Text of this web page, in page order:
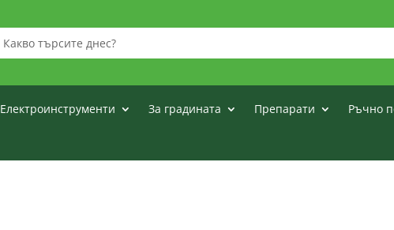
Електроинструменти За градината Препарати Ръчно